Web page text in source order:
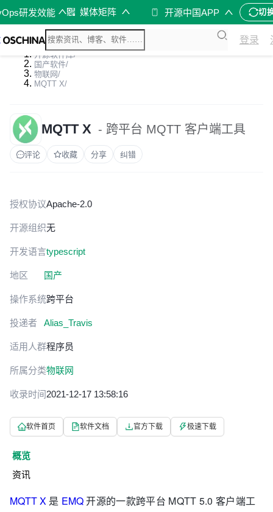
研发效能 媒体矩阵 开源中国APP 切
登录
开源软件库/
国产软件/
物联网/
MQTT X/
MQTT X - 跨平台 MQTT 客户端工具
评论 收藏 分享 纠错
授权协议Apache-2.0
开源组织无
开发语言typescript
地区 国产
操作系统跨平台
投递者 Alias_Travis
适用人群程序员
所属分类物联网
收录时间2021-12-17 13:58:16
软件首页 软件文档 官方下载 极速下载
概览
资讯
MQTT X 是 EMQ开源的一款跨平台 MQTT 5.0 客户端工